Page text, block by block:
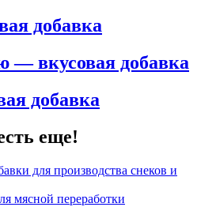
добавка
— вкусовая добавка
добавка
еще!
для производства снеков и
мясной переработки